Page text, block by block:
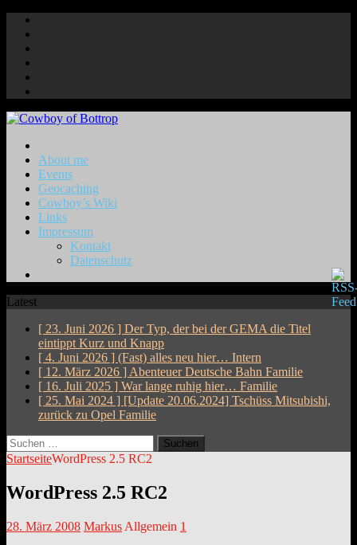
About me
Events
Geocaching
Cowboy’s Wiki
Links
Impressum
Kontakt
Datenschutz
Latest
[ 23. Juni 2026 ] Der Typ, der bei der GEMA die Titel
eintippt Kurz und Knapp
[ 4. Juni 2026 ] (Fast) alles neu hier… Intern
[ 12. März 2026 ] Abenteuer Deutsche Bahn Familie
[ 16. Juli 2025 ] War lange ruhig hier… Familie
[ 25. Mai 2024 ] [Update 20.06.2024] Tschüss Mitsubishi,
zurück zu Opel Familie
Suchen
nach:
StartseiteWordPress 2.5 RC2
WordPress 2.5 RC2
28. März 2008 Markus Allgemein 1